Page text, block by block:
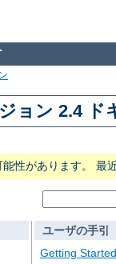
ョン 2.4 ド
性があります。 最
ユーザの手引
Getting Started